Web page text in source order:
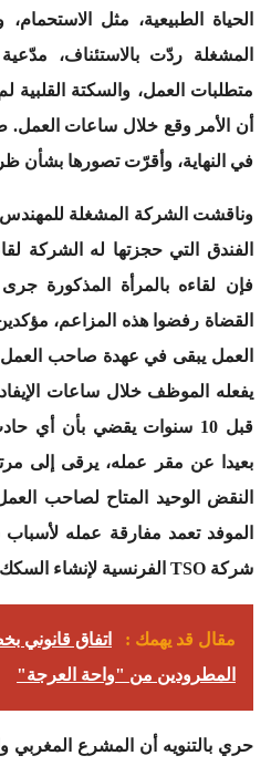
الحياة الطبيعية، مثل
المشغلة ردّت بالاستئناف،
متطلبات العمل، والسكتة
أن الأمر وقع خلال ساعات العمل.
في النهاية، وأقرّت تصورها بشأن
وناقشت الشركة المشغلة للمهندس
الفندق التي حجزتها له الشركة
فإن لقاءه بالمرأة المذكورة
القضاة رفضوا هذه المزاعم،
العمل يبقى في عهدة صاحب
يفعله الموظف خلال ساعات
قبل 10 سنوات يقضي بأن
بعيدا عن مقر عمله، يرقى إلى
النقض الوحيد المتاح لصاحب
الموفد تعمد مفارقة عمله
شركة TSO الفرنسية لإنشاء السكك الحديد.
مقال قد يهمك :
اتفاق قانوني
المطرودين من "واحة العرجة"
حري بالتنويه أن المشرع المغربي